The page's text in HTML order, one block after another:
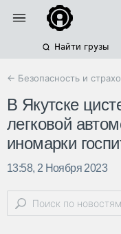
Найти грузы
← Безопасность и
В Якутске
легковой
иномарки
13:58, 2 Ноября 2023